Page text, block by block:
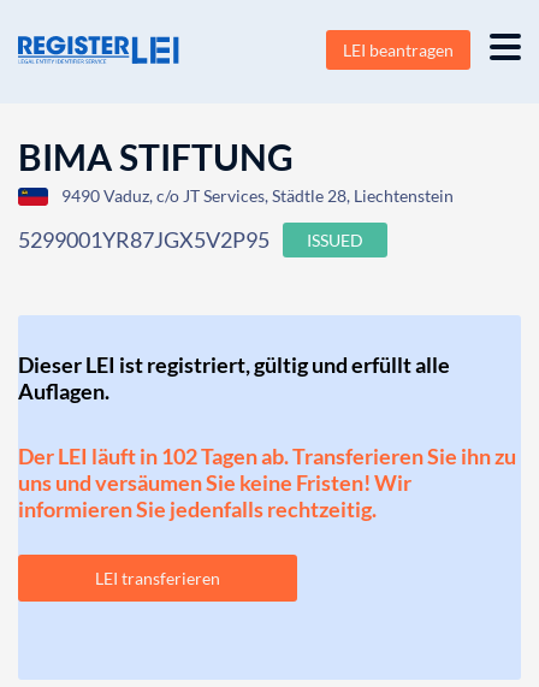
LEI beantragen
BIMA STIFTUNG
9490 Vaduz, c/o JT Services, Städtle 28, Liechtenstein
5299001YR87JGX5V2P95 ISSUED
Dieser LEI ist registriert, gültig und erfüllt alle
Auflagen.
Der LEI läuft in 102 Tagen ab. Transferieren Sie ihn zu
uns und versäumen Sie keine Fristen! Wir
informieren Sie jedenfalls rechtzeitig.
LEI transferieren